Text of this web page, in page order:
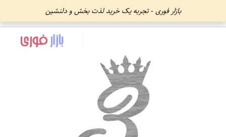
بازار فوری - تجربه یک خرید لذت بخش و دلنشین